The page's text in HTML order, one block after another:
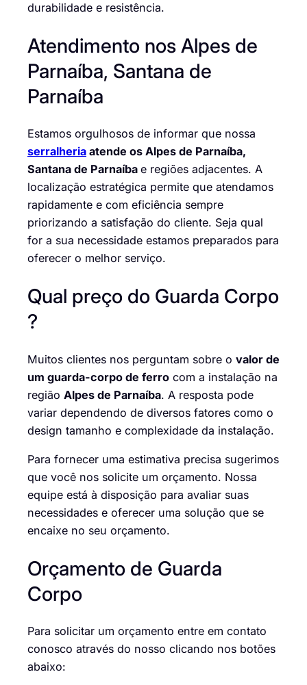
durabilidade e resistência.
Atendimento nos Alpes de
Parnaíba, Santana de
Parnaíba
Estamos orgulhosos de informar que nossa
serralheria atende os Alpes de Parnaíba,
Santana de Parnaíba e regiões adjacentes. A
localização estratégica permite que atendamos
rapidamente e com eficiência sempre
priorizando a satisfação do cliente. Seja qual
for a sua necessidade estamos preparados para
oferecer o melhor serviço.
Qual preço do Guarda Corpo
?
Muitos clientes nos perguntam sobre o valor de
um guarda-corpo de ferro com a instalação na
região Alpes de Parnaíba. A resposta pode
variar dependendo de diversos fatores como o
design tamanho e complexidade da instalação.
Para fornecer uma estimativa precisa sugerimos
que você nos solicite um orçamento. Nossa
equipe está à disposição para avaliar suas
necessidades e oferecer uma solução que se
encaixe no seu orçamento.
Orçamento de Guarda
Corpo
Para solicitar um orçamento entre em contato
conosco através do nosso clicando nos botões
abaixo: